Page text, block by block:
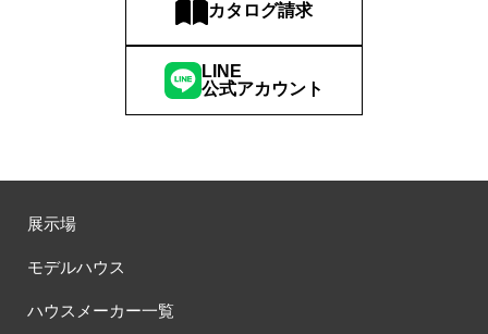
カタログ請求
LINE
公式アカウント
展示場
モデルハウス
ハウスメーカー一覧